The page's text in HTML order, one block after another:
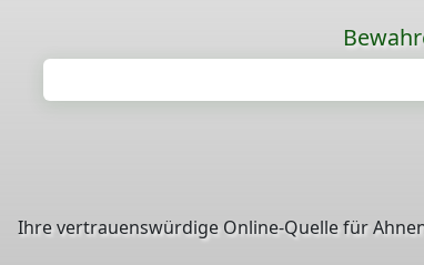
Ihre vertrauenswürdige Online-Quelle für